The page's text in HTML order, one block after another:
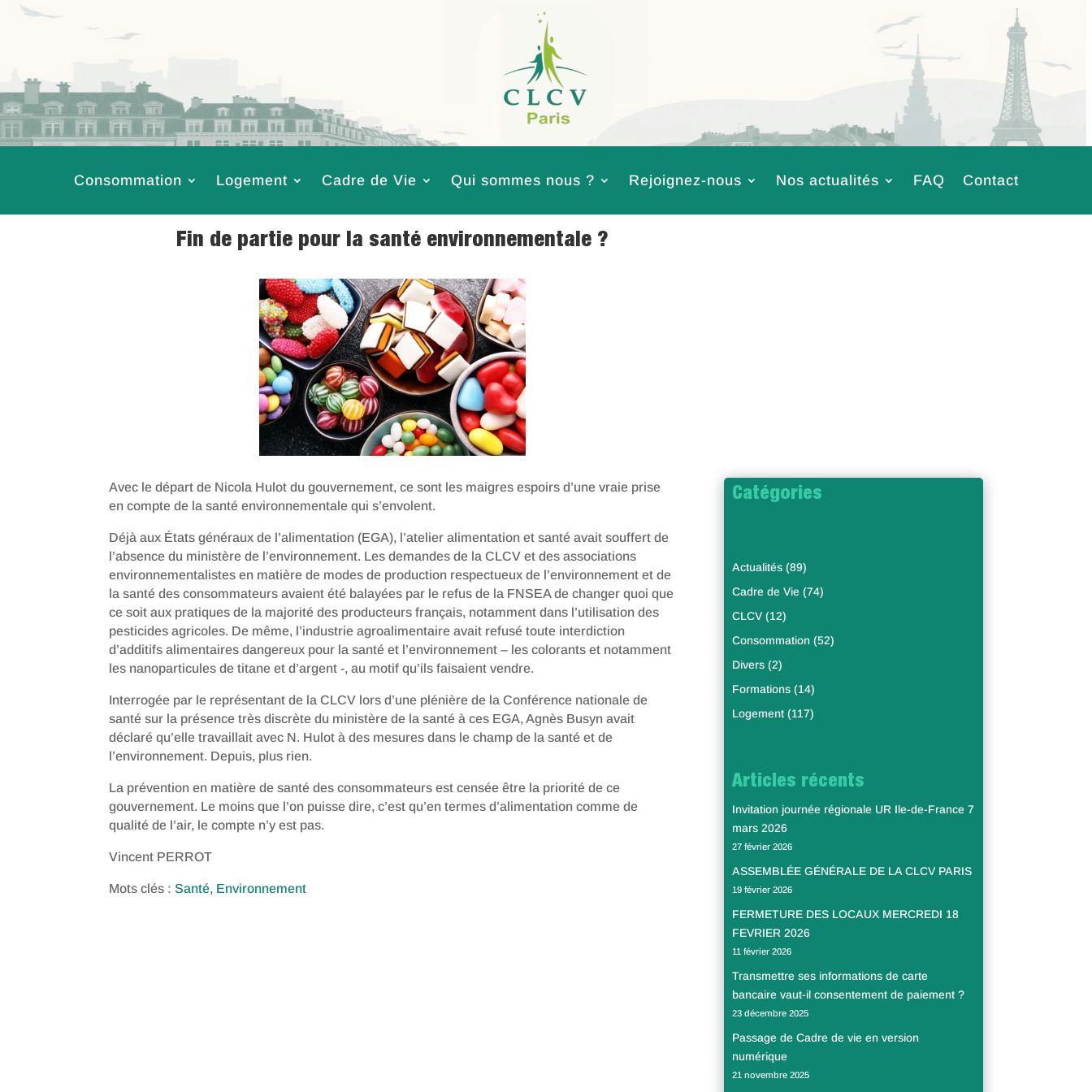
Consommation Logement Cadre de Vie Qui sommes nous ? Rejoignez-nous Nos actualités FAQ Contact
Fin de partie pour la santé environnementale ?
Avec le départ de Nicola Hulot du gouvernement, ce sont les maigres espoirs d’une vraie prise
en compte de la santé environnementale qui s’envolent.
Déjà aux États généraux de l’alimentation (EGA), l’atelier alimentation et santé avait souffert de
l’absence du ministère de l’environnement. Les demandes de la CLCV et des associations
environnementalistes en matière de modes de production respectueux de l’environnement et de
la santé des consommateurs avaient été balayées par le refus de la FNSEA de changer quoi que
ce soit aux pratiques de la majorité des producteurs français, notamment dans l’utilisation des
pesticides agricoles. De même, l’industrie agroalimentaire avait refusé toute interdiction
d’additifs alimentaires dangereux pour la santé et l’environnement – les colorants et notamment
les nanoparticules de titane et d’argent -, au motif qu’ils faisaient vendre.
Interrogée par le représentant de la CLCV lors d’une plénière de la Conférence nationale de
santé sur la présence très discrète du ministère de la santé à ces EGA, Agnès Busyn avait
déclaré qu’elle travaillait avec N. Hulot à des mesures dans le champ de la santé et de
l’environnement. Depuis, plus rien.
La prévention en matière de santé des consommateurs est censée être la priorité de ce
gouvernement. Le moins que l’on puisse dire, c’est qu’en termes d’alimentation comme de
qualité de l’air, le compte n’y est pas.
Vincent PERROT
Mots clés :Santé, Environnement
Catégories
Actualités(89)
Cadre de Vie(74)
CLCV(12)
Consommation(52)
Divers(2)
Formations(14)
Logement(117)
Articles récents
Invitation journée régionale UR Ile-de-France 7
mars 2026
27 février 2026
ASSEMBLÉE GÉNÉRALE DE LA CLCV PARIS
19 février 2026
FERMETURE DES LOCAUX MERCREDI 18
FEVRIER 2026
11 février 2026
Transmettre ses informations de carte
bancaire vaut-il consentement de paiement ?
23 décembre 2025
Passage de Cadre de vie en version
numérique
21 novembre 2025